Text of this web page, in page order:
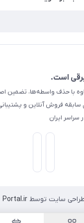
است.
فروش آنلاین و پشتیبانی
ایران
سایت توسطPortal.ir